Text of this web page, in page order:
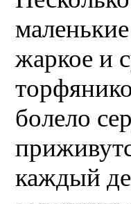
жаркое и
болело
каждый